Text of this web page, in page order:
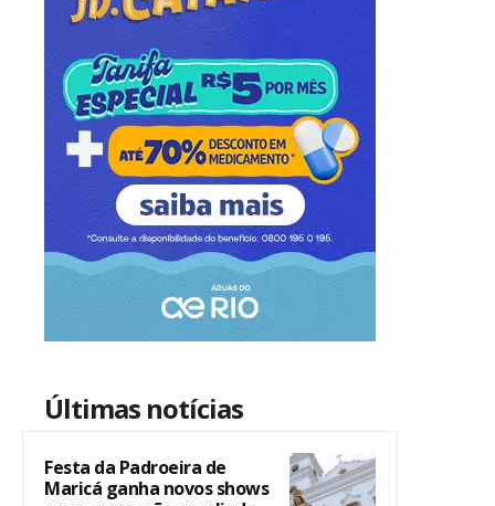
Últimas notícias
Festa da Padroeira de
Maricá ganha novos shows